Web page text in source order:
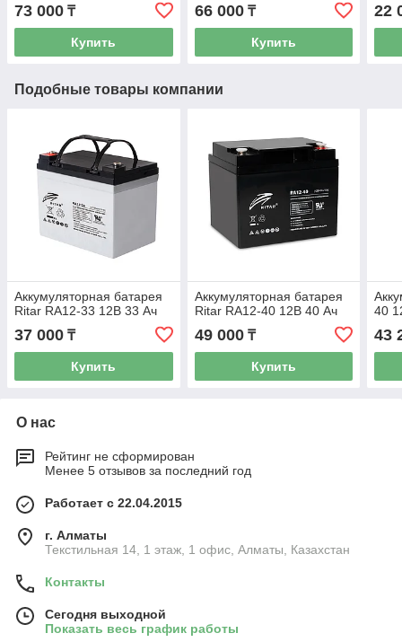
73 000 ₸
Купить
66 000₸
Купить
22
Подобные товары компании
Аккумуляторная батарея
Ritar RA12-33 12В 33 Ач
37 000 ₸
Купить
Аккумуляторная батарея
Ritar RA12-40 12В 40 Ач
49 000₸
Купить
40
43
О нас
Рейтинг не сформирован
Менее 5 отзывов за последний год
Работает с 22.04.2015
г. Алматы
Текстильная 14, 1 этаж, 1 офис, Алматы, Казахстан
Контакты
Сегодня выходной
Показать весь график работы